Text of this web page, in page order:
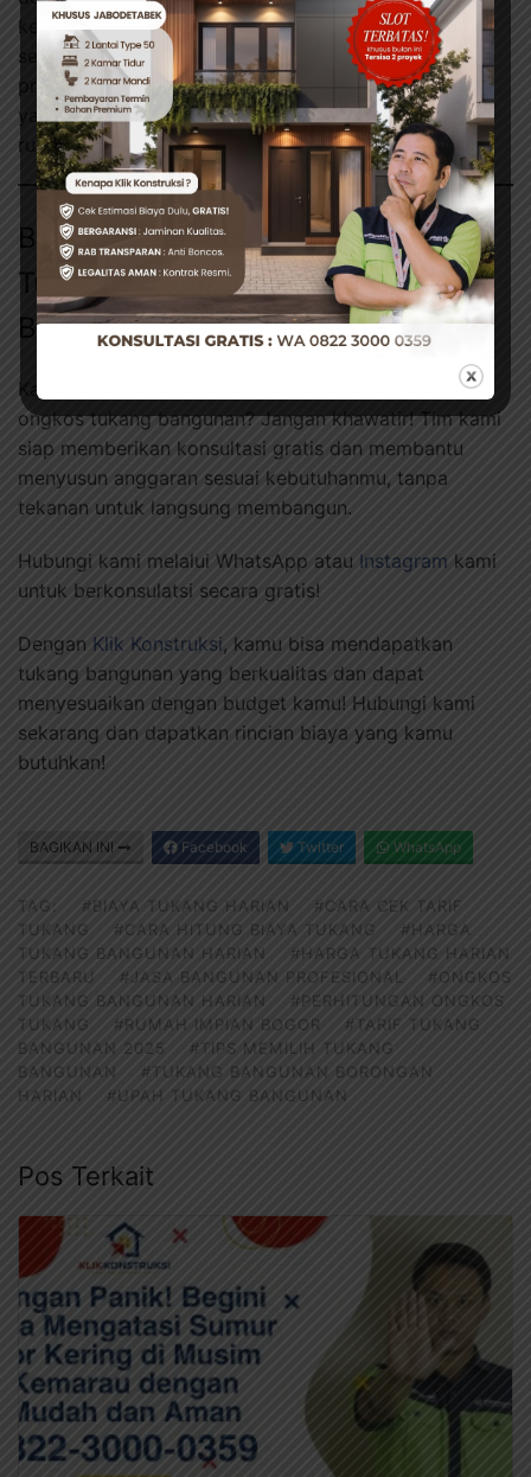
kejutan biaya di tengah proyek. Luangkan waktu
sebentar untuk mencari informasi sebelum memulai
proyek agar kamu lebih siap. Dengan perhitungan
yang matang, proyek renovasi atau pembangunan
rumah bisa berjalan lancar tanpa menguras kantong.
Bingung Menghitung Ongkos
Tukang Bangunan? Kami Siap
Bantu!
Kalau kamu masih merasa ragu dalam menghitung
ongkos tukang bangunan? Jangan khawatir! Tim kami
siap memberikan konsultasi gratis dan membantu
menyusun anggaran sesuai kebutuhanmu, tanpa
tekanan untuk langsung membangun.
Hubungi kami melalui WhatsApp atau Instagram kami
untuk berkonsulatsi secara gratis!
Dengan Klik Konstruksi, kamu bisa mendapatkan
tukang bangunan yang berkualitas dan dapat
menyesuaikan dengan budget kamu! Hubungi kami
sekarang dan dapatkan rincian biaya yang kamu
butuhkan!
BAGIKAN INI Facebook Twitter WhatsApp
TAG: #BIAYA TUKANG HARIAN
#CARA CEK TARIF
TUKANG
#CARA HITUNG BIAYA TUKANG
#HARGA
TUKANG BANGUNAN HARIAN
#HARGA TUKANG HARIAN
TERBARU
#JASA BANGUNAN PROFESIONAL
#ONGKOS
TUKANG BANGUNAN HARIAN
#PERHITUNGAN ONGKOS
TUKANG
#RUMAH IMPIAN BOGOR
#TARIF TUKANG
BANGUNAN 2025
#TIPS MEMILIH TUKANG
BANGUNAN
#TUKANG BANGUNAN BORONGAN
HARIAN
#UPAH TUKANG BANGUNAN
Pos Terkait